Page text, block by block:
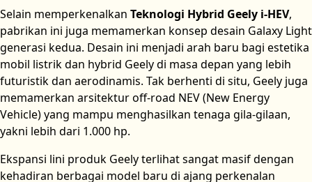
Selain memperkenalkan Teknologi Hybrid Geely i-HEV,
pabrikan ini juga memamerkan konsep desain Galaxy Light
generasi kedua. Desain ini menjadi arah baru bagi estetika
mobil listrik dan hybrid Geely di masa depan yang lebih
futuristik dan aerodinamis. Tak berhenti di situ, Geely juga
memamerkan arsitektur off-road NEV (New Energy
Vehicle) yang mampu menghasilkan tenaga gila-gilaan,
yakni lebih dari 1.000 hp.
Ekspansi lini produk Geely terlihat sangat masif dengan
kehadiran berbagai model baru di ajang perkenalan